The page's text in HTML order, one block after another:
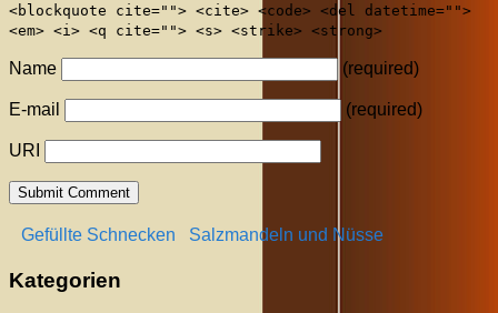
<blockquote cite=""> <cite> <code> <del datetime="">
<em> <i> <q cite=""> <s> <strike> <strong>
Name (required)
E-mail (required)
URI
Gefüllte Schnecken Salzmandeln und Nüsse
Kategorien